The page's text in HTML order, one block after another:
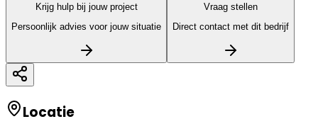
Krijg hulp bij jouw project
Persoonlijk advies voor jouw situatie
Vraag stellen
Direct contact met dit bedrijf
Locatie